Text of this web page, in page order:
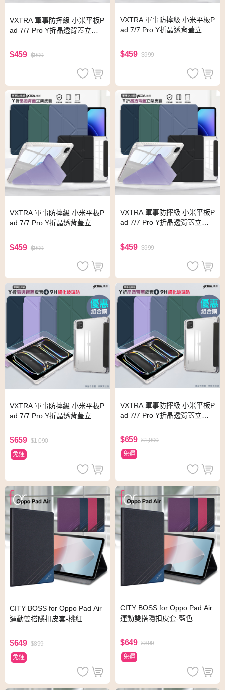
VXTRA 軍事防摔級 小米平板P
ad 7/7 Pro Y折晶透背蓋立架
$459 $999
VXTRA 軍事防摔級 小米平板P
ad 7/7 Pro Y折晶透背蓋立架
$459 $999
VXTRA 軍事防摔級 小米平板P
ad 7/7 Pro Y折晶透背蓋立架
$459 $999
VXTRA 軍事防摔級 小米平板P
ad 7/7 Pro Y折晶透背蓋立架
$459 $999
VXTRA 軍事防摔級 小米平板P
ad 7/7 Pro Y折晶透背蓋立架
價)
$659 $1,090
免運
VXTRA 軍事防摔級 小米平板P
ad 7/7 Pro Y折晶透背蓋立架
價)
$659 $1,090
免運
CITY BOSS for Oppo Pad Air
運動雙搭隱扣皮套-桃紅
$649 $899
免運
CITY BOSS for Oppo Pad Air
運動雙搭隱扣皮套-藍色
$649 $899
免運